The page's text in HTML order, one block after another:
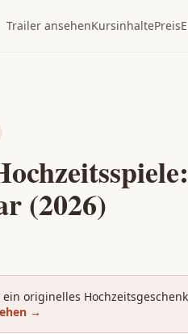
Trailer ansehenKursinhaltePreis
(2026)
originelles
→